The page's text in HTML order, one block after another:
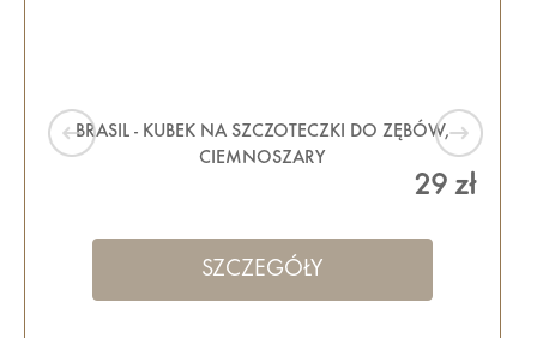
BRASIL - KUBEK NA SZCZOTECZKI DO ZĘBÓW,
CIEMNOSZARY
29 zł
SZCZEGÓŁY